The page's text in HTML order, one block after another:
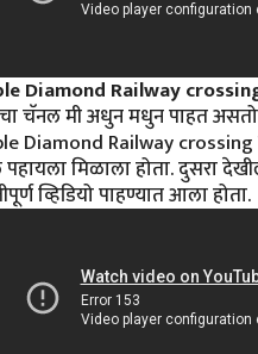
Diamond Railway
चॅनल मी अधुन मधुन पाहत
Diamond Railway crossing
मिळाला होता. दुसरा
व्हिडियो पाहण्यात आला होता.